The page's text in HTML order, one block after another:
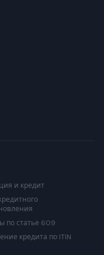
и кредит
по статье 609
кредита по ITIN